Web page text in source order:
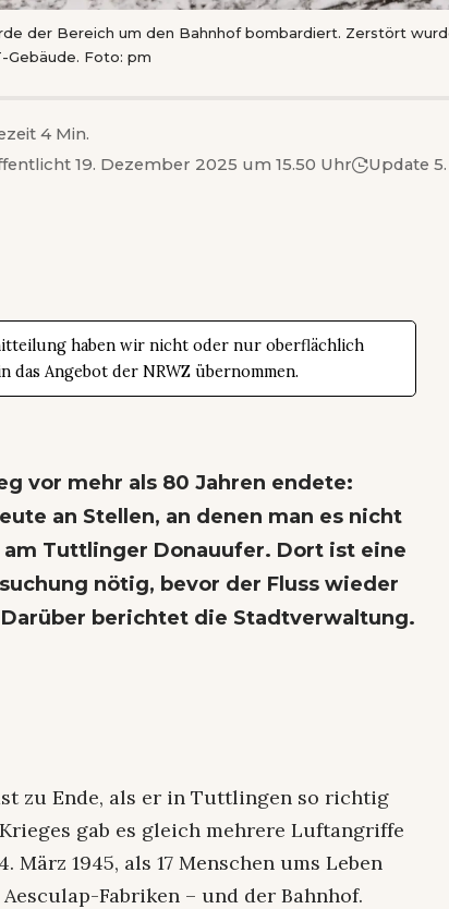
der Bereich um den Bahnhof bombardiert. Zerstört
Gebäude. Foto: pm
19. Dezember 2025 um 15.50 Uhr Update
4 Min.
haben wir nicht oder nur oberflächlich
Angebot der NRWZ übernommen.
vor mehr als 80 Jahren endete:
an Stellen, an denen man es nicht
Tuttlinger Donauufer. Dort ist eine
nötig, bevor der Fluss wieder
berichtet die Stadtverwaltung.
zu Ende, als er in Tuttlingen so richtig
gab es gleich mehrere Luftangriffe
1945, als 17 Menschen ums Leben
Fabriken – und der Bahnhof.